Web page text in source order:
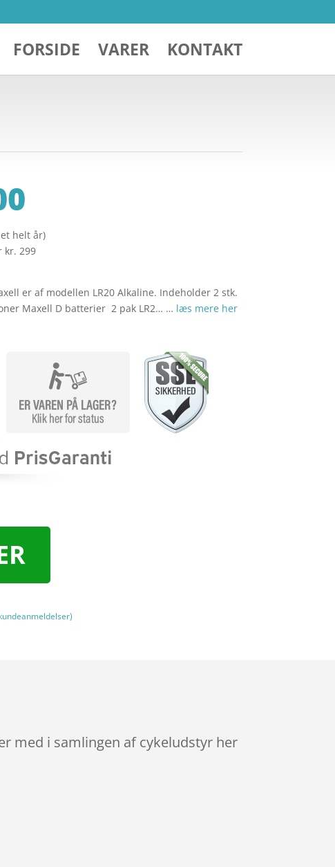
FORSIDE VARER KONTAKT
helt år)
kr. 299
er af modellen LR20 Alkaline. Indeholder 2 stk.
Maxell D batterier 2 pak LR2… … læs mere her
med i samlingen af cykeludstyr her